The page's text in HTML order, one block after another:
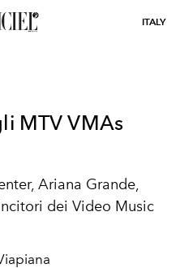
ITALY
MTV VMAs
Ariana Grande,
dei Video Music